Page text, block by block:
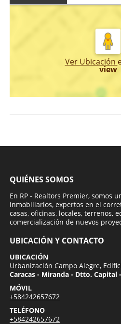
Ver Ubicación
view
QUIÉNES SOMOS
En RP - Realtors Premier, somos
inmobiliarios, expertos en el
casas, oficinas, locales, terrenos,
comercialización de nuevos
UBICACIÓN Y CONTACTO
UBICACIÓN
Urbanización Campo Alegre,
Caracas - Miranda - Dtto. Capital
MÓVIL
+584242657672
TELÉFONO
+584242657672